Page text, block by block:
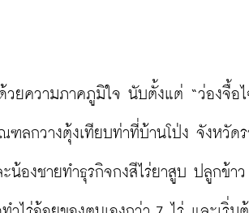
วยความภาคภูมิใจ นับตั้งแต่ “ว่องจื้อ
ฑลกวางตุ้งเทียบท่าที่บ้านโป่ง จังหวัด
น้องชายทำธุรกิจกงสีไร่ยาสูบ ปลูกข้